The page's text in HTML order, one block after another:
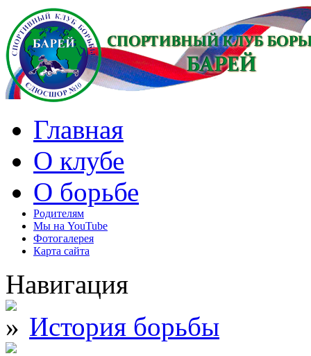
Главная
О клубе
О борьбе
Родителям
Мы на YouTube
Фотогалерея
Карта сайта
Навигация
История борьбы